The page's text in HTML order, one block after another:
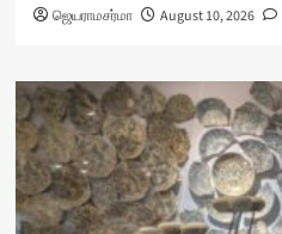
ஜெயராமசர்மா August 10, 2026